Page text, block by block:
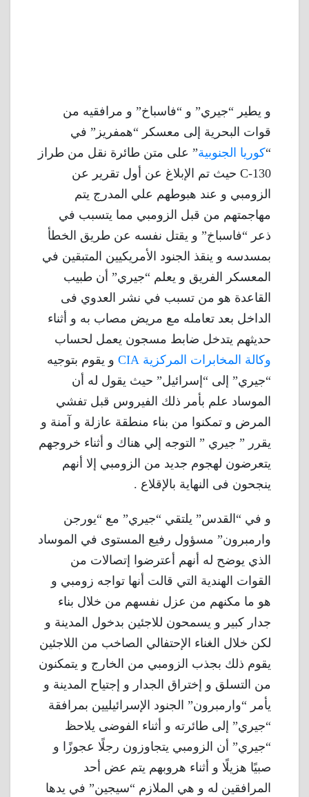
و يطير “جيري” و “فاسباخ” و مرافقيه من
قوات البحرية إلى معسكر “همفريز” في
“كوريا الجنوبية” على متن طائرة نقل من طراز
C-130 حيث تم الإبلاغ عن أول تقرير عن
الزومبي و عند هبوطهم علي المدرج يتم
مهاجمتهم من قبل الزومبي مما يتسبب في
ذعر “فاسباخ” و يقتل نفسه عن طريق الخطأ
بمسدسه و ينقذ الجنود الأمريكيين المتبقين في
المعسكر الفريق و يعلم “جيري” أن طبيب
القاعدة هو من تسبب في نشر العدوي فى
الداخل بعد تعامله مع مريض مصاب به و أثناء
حديثهم يتدخل ضابط مسجون يعمل لحساب
وكالة المخابرات المركزية CIA
و يقوم بتوجيه
“جيري” إلى “إسرائيل” حيث يقول له أن
الموساد علم بأمر ذلك الفيروس قبل تفشي
المرض و تمكنوا من بناء منطقة عازلة و آمنة و
يقرر ” جيري ” التوجه إلي هناك و أثناء خروجهم
يتعرضون لهجوم جديد من الزومبي إلا أنهم
ينجحون فى النهاية بالإقلاع .
و في “القدس” يلتقي “جيري” مع “يورجن
وارمبرون” مسؤول رفيع المستوى في الموساد
الذي يوضح له أنهم أعترضوا إتصالات من
القوات الهندية التي قالت أنها تواجه زومبي و
هو ما مكنهم من عزل نفسهم من خلال بناء
جدار كبير و يسمحون للاجئين بدخول المدينة و
لكن خلال الغناء الإحتفالي الصاخب من اللاجئين
يقوم ذلك بجذب الزومبي من الخارج و يتمكنون
من التسلق و إختراق الجدار و إجتياح المدينة و
يأمر “وارمبرون” الجنود الإسرائيليين بمرافقة
“جيري” إلى طائرته و أثناء الفوضى يلاحظ
“جيري” أن الزومبي يتجاوزون رجلًا عجوزًا و
صبيًا هزيلًا و أثناء هروبهم يتم عض أحد
المرافقين له و هي الملازم “سيجين” في يدها